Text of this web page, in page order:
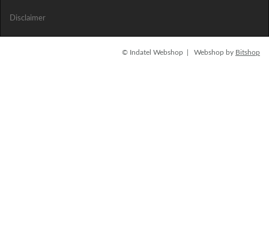
Disclaimer
© Indatel Webshop | Webshop by Bitshop